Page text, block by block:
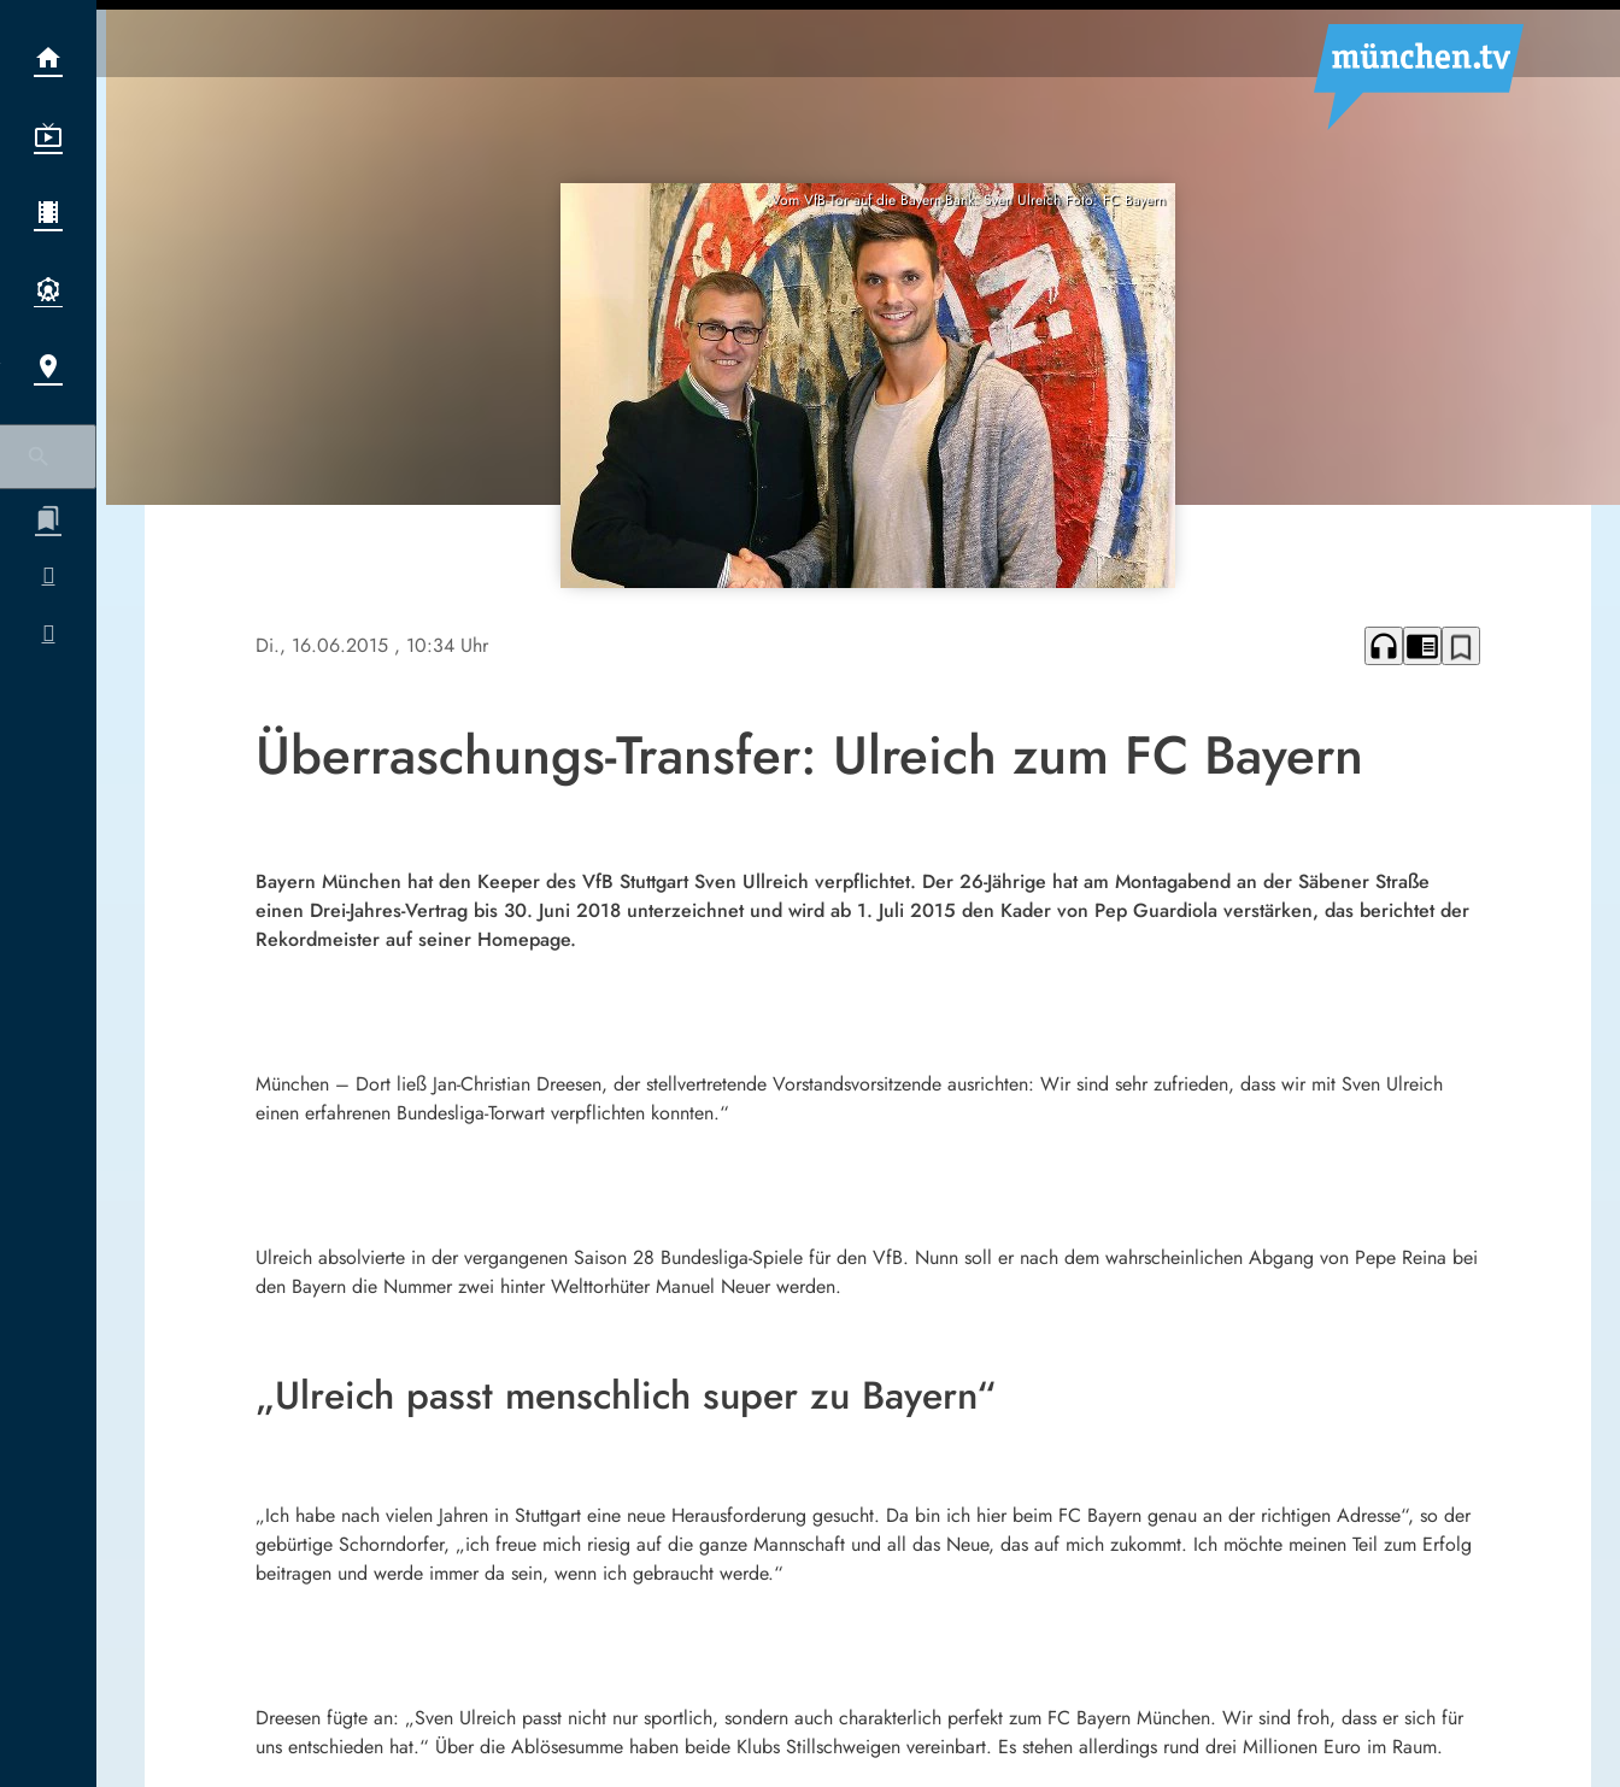
Vom VfB-Tor auf die Bayern-Bank: Sven Ulreich Foto: FC Bayern
Di., 16.06.2015 , 10:34 Uhr headphones chrome_reader_mode bookmark_border
Überraschungs-Transfer: Ulreich zum FC Bayern
Bayern München hat den Keeper des VfB Stuttgart Sven Ullreich verpflichtet. Der 26-Jährige hat am Montagabend an der Säbener Straße
einen Drei-Jahres-Vertrag bis 30. Juni 2018 unterzeichnet und wird ab 1. Juli 2015 den Kader von Pep Guardiola verstärken, das berichtet der
Rekordmeister auf seiner Homepage.
München – Dort ließ Jan-Christian Dreesen, der stellvertretende Vorstandsvorsitzende ausrichten: Wir sind sehr zufrieden, dass wir mit Sven Ulreich
einen erfahrenen Bundesliga-Torwart verpflichten konnten.“
Ulreich absolvierte in der vergangenen Saison 28 Bundesliga-Spiele für den VfB. Nunn soll er nach dem wahrscheinlichen Abgang von Pepe Reina bei
den Bayern die Nummer zwei hinter Welttorhüter Manuel Neuer werden.
„Ulreich passt menschlich super zu Bayern“
„Ich habe nach vielen Jahren in Stuttgart eine neue Herausforderung gesucht. Da bin ich hier beim FC Bayern genau an der richtigen Adresse“, so der
gebürtige Schorndorfer, „ich freue mich riesig auf die ganze Mannschaft und all das Neue, das auf mich zukommt. Ich möchte meinen Teil zum Erfolg
beitragen und werde immer da sein, wenn ich gebraucht werde.“
Dreesen fügte an: „Sven Ulreich passt nicht nur sportlich, sondern auch charakterlich perfekt zum FC Bayern München. Wir sind froh, dass er sich für
uns entschieden hat.“ Über die Ablösesumme haben beide Klubs Stillschweigen vereinbart. Es stehen allerdings rund drei Millionen Euro im Raum.